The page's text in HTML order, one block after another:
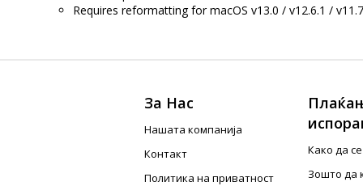
Requires reformatting for macOS v13.0 / v12.6.1 /
За Нас
Нашата компанија
Контакт
Политика на приватност
Како да
Зошто да